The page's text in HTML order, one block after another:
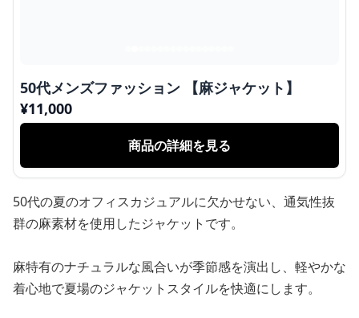
50代メンズファッション 【麻ジャケット】
¥11,000
商品の詳細を見る
50代の夏のオフィスカジュアルに欠かせない、通気性抜
群の麻素材を使用したジャケットです。
麻特有のナチュラルな風合いが季節感を演出し、軽やかな
着心地で夏場のジャケットスタイルを快適にします。